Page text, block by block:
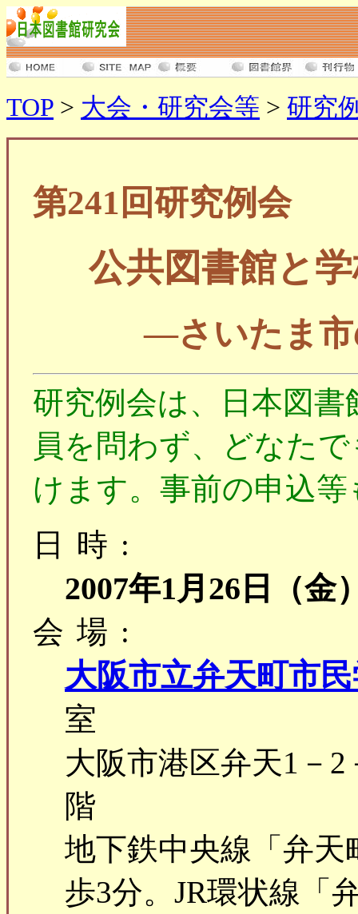
TOP > 大会・研究会等 > 研究
第241回研究例会
公共図書館と
―さいたま
研究例会は、日本図
員を問わず、どなた
けます。事前の申込
日時:
2007年1月26日（金
会場:
大阪市立弁天町市
室
大阪市港区弁天1－
階
地下鉄中央線「弁
歩3分。JR環状線「